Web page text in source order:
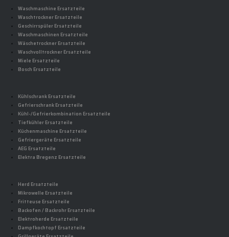
Waschmaschine Ersatzteile
Waschtrockner Ersatzteile
Geschirrspüler Ersatzteile
Waschmaschinen Ersatzteile
Wäschetrockner Ersatzteile
Waschvolltrockner Ersatzteile
Miele Ersatzteile
Bosch Ersatzteile
Kühlschrank Ersatzteile
Gefrierschrank Ersatzteile
Kühl-/Gefrierkombination Ersatzteile
Tiefkühler Ersatzteile
Küchenmaschine Ersatzteile
Gefriergeräte Ersatzteile
AEG Ersatzteile
Elektra Bregenz Ersatzteile
Herd Ersatzteile
Mikrowelle Ersatzteile
Fritteuse Ersatzteile
Backofen / Backrohr Ersatzteile
Elektroherde Ersatzteile
Dampfkochtopf Ersatzteile